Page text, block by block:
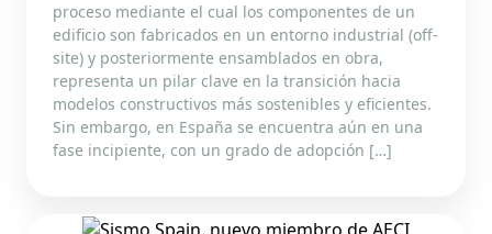
proceso mediante el cual los componentes de un
edificio son fabricados en un entorno industrial (off-
site) y posteriormente ensamblados en obra,
representa un pilar clave en la transición hacia
modelos constructivos más sostenibles y eficientes.
Sin embargo, en España se encuentra aún en una
fase incipiente, con un grado de adopción […]